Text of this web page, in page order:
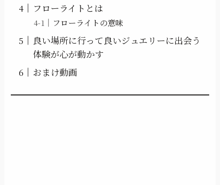
フローライトとは
フローライトの意味
良い場所に行って良いジュエリーに出会う
体験が心が動かす
おまけ動画